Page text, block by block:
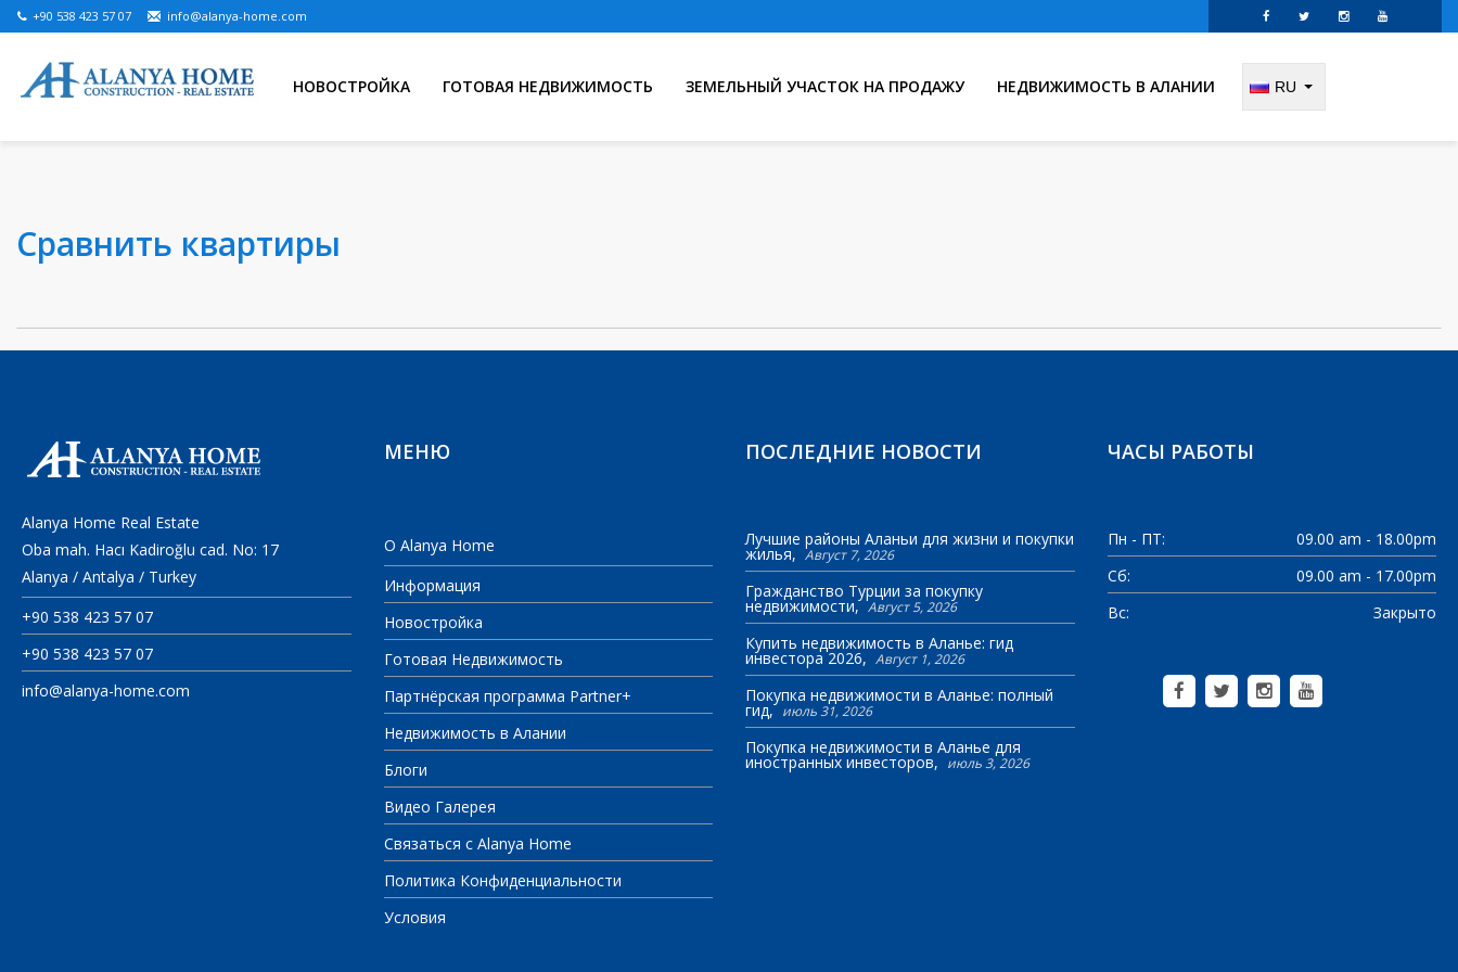
+90 538 423 57 07 info@alanya-home.com
RU
НОВОСТРОЙКА ГОТОВАЯ НЕДВИЖИМОСТЬ ЗЕМЕЛЬНЫЙ УЧАСТОК НА ПРОДАЖУ НЕДВИЖИМОСТЬ В АЛАНИИ
Сравнить квартиры
Alanya Home Real Estate
Oba mah. Hacı Kadiroğlu cad. No: 17
Alanya / Antalya / Turkey
+90 538 423 57 07
+90 538 423 57 07
info@alanya-home.com
МЕНЮ
О Alanya Home
Информация
Новостройка
Готовая Недвижимость
Партнёрская программа Partner+
Недвижимость в Алании
Блоги
Видео Галерея
Связаться с Alanya Home
Политика Конфиденциальности
Условия
ПОСЛЕДНИЕ НОВОСТИ
Лучшие районы Аланьи для жизни и покупки
жилья Август 7, 2026
Гражданство Турции за покупку
недвижимости Август 5, 2026
Купить недвижимость в Аланье: гид
инвестора 2026 Август 1, 2026
Покупка недвижимости в Аланье: полный
гид июль 31, 2026
Покупка недвижимости в Аланье для
иностранных инвесторов июль 3, 2026
ЧАСЫ РАБОТЫ
Пн - ПТ:
09.00 am - 18.00pm
Сб:
09.00 am - 17.00pm
Вс:
Закрыто